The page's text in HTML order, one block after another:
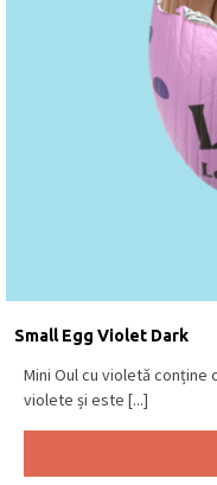
Small Egg Violet Dark
Mini Oul cu violetă conține
violete și este [...]